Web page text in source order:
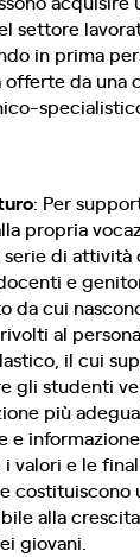
settore
in prima
da una
: Per
propria
di attività
e
da cui
al
il cui
gli studenti
più
e
valori e le
costituiscono
alla
giovani.